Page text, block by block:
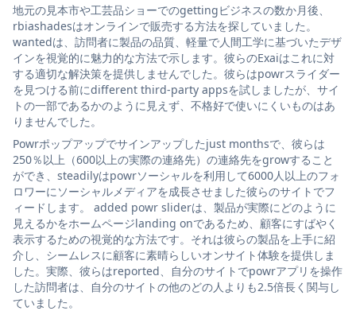
地元の見本市や工芸品ショーでのgettingビジネスの数か月後、
rbiashadesはオンラインで販売する方法を探していました。
wantedは、訪問者に製品の品質、軽量で人間工学に基づいたデザ
インを視覚的に魅力的な方法で示します。彼らのExaiはこれに対
する適切な解決策を提供しませんでした。彼らはpowrスライダー
を見つける前にdifferent third-party appsを試しましたが、サイ
トの一部であるかのように見えず、不格好で使いにくいものはあ
りませんでした。
Powrポップアップでサインアップしたjust monthsで、彼らは
250％以上（600以上の実際の連絡先）の連絡先をgrowすること
ができ、steadilyはpowrソーシャルを利用して6000人以上のフォ
ロワーにソーシャルメディアを成長させました彼らのサイトでフ
ィードします。 added powr sliderは、製品が実際にどのように
見えるかをホームページlanding onであるため、顧客にすばやく
表示するための視覚的な方法です。それは彼らの製品を上手に紹
介し、シームレスに顧客に素晴らしいオンサイト体験を提供しま
した。実際、彼らはreported、自分のサイトでpowrアプリを操作
した訪問者は、自分のサイトの他のどの人よりも2.5倍長く関与し
ていました。